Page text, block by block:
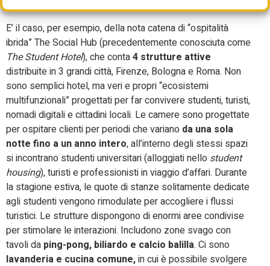
E’ il caso, per esempio, della nota catena di “ospitalità
ibrida” The Social Hub (precedentemente conosciuta come
The Student Hotel), che conta4 strutture attive
distribuite in 3 grandi città, Firenze, Bologna e Roma. Non
sono semplici hotel, ma veri e propri “ecosistemi
multifunzionali” progettati per far convivere studenti, turisti,
nomadi digitali e cittadini locali. Le camere sono progettate
per ospitare clienti per periodi che variano da una sola
notte fino a un anno intero, all’interno degli stessi spazi
si incontrano studenti universitari (alloggiati nello student
housing), turisti e professionisti in viaggio d’affari. Durante
la stagione estiva, le quote di stanze solitamente dedicate
agli studenti vengono rimodulate per accogliere i flussi
turistici. Le strutture dispongono di enormi aree condivise
per stimolare le interazioni. Includono zone svago con
tavoli da ping-pong, biliardo e calcio balilla. Ci sono
lavanderia e cucina comune,in cui è possibile svolgere